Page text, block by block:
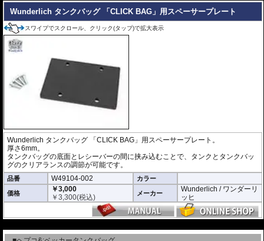
Wunderlich タンクバッグ 「CLICK BAG」用スペーサープレート
スワイプでスクロール、クリック(タップ)で拡大表示
Wunderlich タンクバッグ 「CLICK BAG」用スペーサープレート。
厚さ6mm。
タンクバッグの底面とレシーバーの間に挟み込むことで、タンクとタンクバッ
グのクリアランスの調節が可能です。
品番 W49104-002 カラー
価格
￥3,000
￥3,300(税込) メーカー
Wunderlich / ワンダーリ
ッヒ